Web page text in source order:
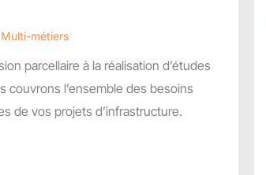
métiers
parcellaire à la réalisation d’études
couvrons l’ensemble des besoins
de vos projets d’infrastructure.